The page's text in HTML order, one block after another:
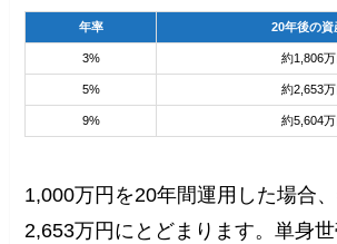
年率 20年後の資
3% 約1,806万
5% 約2,653万
9% 約5,604万
1,000万円を20年間運用した場合
2,653万円にとどまります。単身